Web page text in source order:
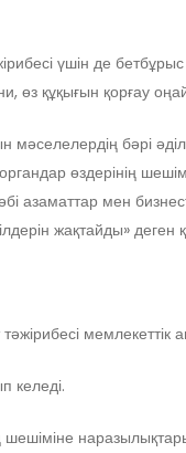
үшін де
өз құқығын қорғау
мәселелердің бәрі
өздерінің
азаматтар мен
жақтайды» деген
келеді.